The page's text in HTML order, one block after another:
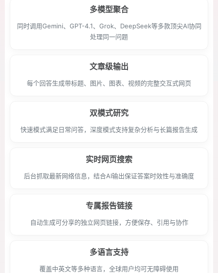
多模型聚合
同时调用Gemini、GPT-4.1、Grok、DeepSeek等多款顶尖AI协同
处理同一问题
文章级输出
每个回答生成带标题、图片、图表、视频的完整交互式网页
双模式研究
快速模式满足日常问答，深度模式支持复杂分析与长篇报告生成
实时网页搜索
后台抓取最新网络信息，结合AI输出保证答案时效性与准确度
专属报告链接
自动生成可分享的独立网页链接，方便保存、引用与协作
多语言支持
覆盖中英文等多种语言，全球用户均可无障碍使用